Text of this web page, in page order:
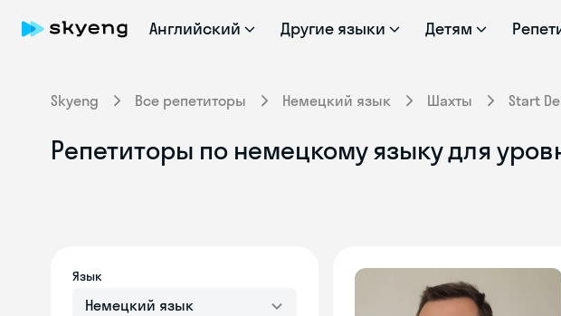
Английский Другие языки Детям
Skyeng Все репетиторы Немецкий язык Шахты Start
Репетиторы по немецкому языку для
Язык
Немецкий язык